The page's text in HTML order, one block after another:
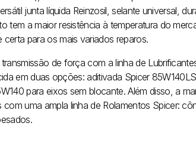
junta líquida Reinzosil, selante universal,
tem a maior resistência à temperatura do
para os mais variados reparos.
de força com a linha de
em duas opções: aditivada Spicer
para eixos sem blocante. Além disso, a
uma ampla linha de Rolamentos Spicer: